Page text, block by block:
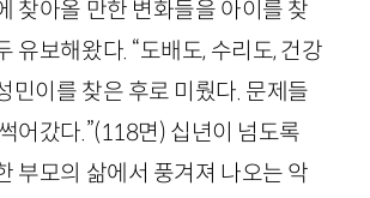
찾아올 만한 변화들을 아이를 찾
유보해왔다. “도배도, 수리도, 건강
민이를 찾은 후로 미뤘다. 문제들
어갔다.”(118면) 십년이 넘도록
부모의 삶에서 풍겨져 나오는 악